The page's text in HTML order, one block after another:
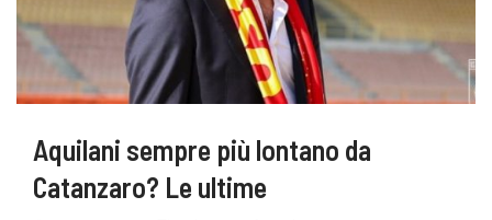
Aquilani sempre più lontano da
Catanzaro? Le ultime